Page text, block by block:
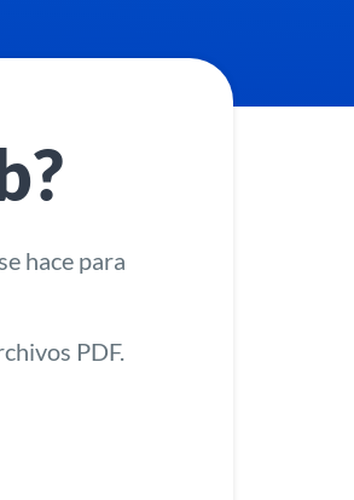
hace para
PDF.